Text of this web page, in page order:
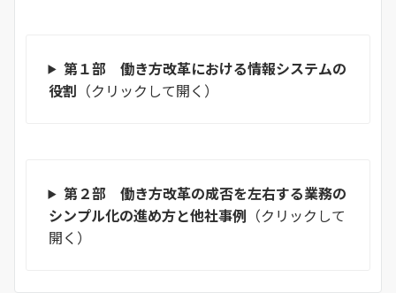
第１部 働き方改革における情報システムの
役割 （クリックして開く）
第２部 働き方改革の成否を左右する業務の
シンプル化の進め方と他社事例 （クリックして
開く）